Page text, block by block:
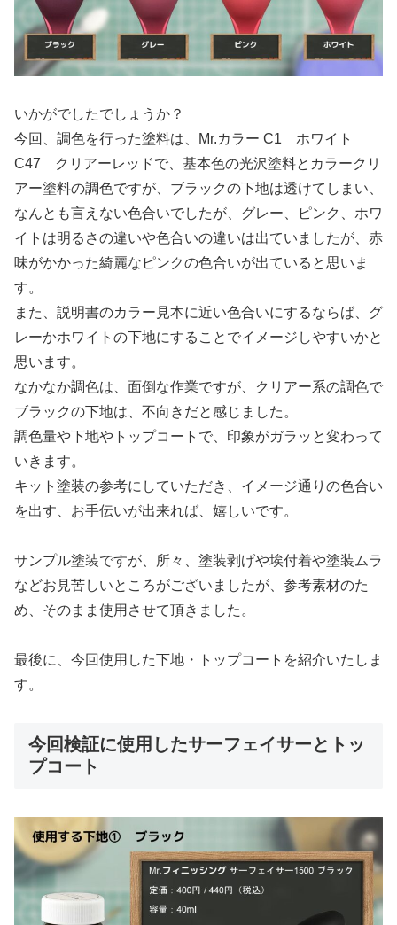
いかがでしたでしょうか？
今回、調色を行った塗料は、Mr.カラー C1 ホワイト
C47 クリアーレッドで、基本色の光沢塗料とカラークリ
アー塗料の調色ですが、ブラックの下地は透けてしまい、
なんとも言えない色合いでしたが、グレー、ピンク、ホワ
イトは明るさの違いや色合いの違いは出ていましたが、赤
味がかかった綺麗なピンクの色合いが出ていると思いま
す。
また、説明書のカラー見本に近い色合いにするならば、グ
レーかホワイトの下地にすることでイメージしやすいかと
思います。
なかなか調色は、面倒な作業ですが、クリアー系の調色で
ブラックの下地は、不向きだと感じました。
調色量や下地やトップコートで、印象がガラッと変わって
いきます。
キット塗装の参考にしていただき、イメージ通りの色合い
を出す、お手伝いが出来れば、嬉しいです。
サンプル塗装ですが、所々、塗装剥げや埃付着や塗装ムラ
などお見苦しいところがございましたが、参考素材のた
め、そのまま使用させて頂きました。
最後に、今回使用した下地・トップコートを紹介いたしま
す。
今回検証に使用したサーフェイサーとトッ
プコート